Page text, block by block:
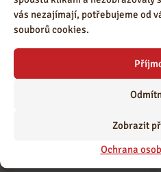
vás nezajímají, potřebujeme od
souborů cookies.
Zobrazit
Ochrana
bramboráky